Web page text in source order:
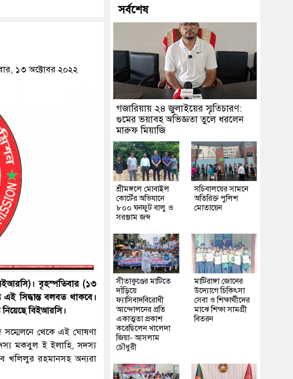
১৩ অক্টোবর ২০২২
বৃহস্পতিবার (১৩
সিদ্ধান্ত বলবত থাকবে।
নিয়েছে বিইআরসি।
থেকে এই ঘোষণা
মকবুল ই ইলাহি, সদস্য
খলিলুর রহমানসহ অন্যরা
সর্বশেষ
গজারিয়ায় ২৪ জুলাইয়ের স্মৃতিচারণ:
গুমের ভয়াবহ অভিজ্ঞতা তুলে ধরলেন
মারুফ মিয়াজি
শ্রীমঙ্গলে মোবাইল
কোর্টের অভিযানে
৮০০ ঘনফুট বালু ও
সরঞ্জাম জব্দ
সচিবালয়ের সামনে
অতিরিক্ত পুলিশ
মোতায়েন
সীতাকুণ্ডের মাটিতে
দাঁড়িয়ে
ফ্যাসিবাদবিরোধী
আন্দোলনের প্রতি
একাত্মতা প্রকাশ
করেছিলেন খালেদা
জিয়া- আসলাম
চৌধুরী
মাটিরাঙ্গা জোনের
উদ্যোগে চিকিৎসা
সেবা ও শিক্ষার্থীদের
মাঝে শিক্ষা সামগ্রী
বিতরন